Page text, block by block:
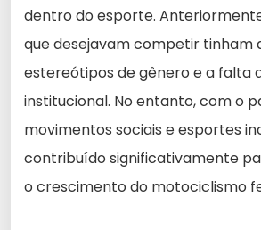
dentro do esporte.
que desejavam competir tinham
estereótipos de gênero e a falta
institucional. No entanto, com o
movimentos sociais e esportes
contribuído significativamente
o crescimento do motociclismo